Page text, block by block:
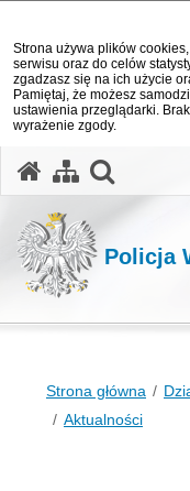
Strona używa plików
serwisu oraz do celów
zgadzasz się na ich użycie
Pamiętaj, że możesz
ustawienia przeglądarki.
wyrażenie zgody.
Policja
Strona główna
Aktualności